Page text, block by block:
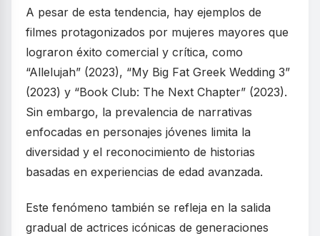
A pesar de esta tendencia, hay ejemplos de
filmes protagonizados por mujeres mayores que
lograron éxito comercial y crítica, como
“Allelujah” (2023), “My Big Fat Greek Wedding 3”
(2023) y “Book Club: The Next Chapter” (2023).
Sin embargo, la prevalencia de narrativas
enfocadas en personajes jóvenes limita la
diversidad y el reconocimiento de historias
basadas en experiencias de edad avanzada.
Este fenómeno también se refleja en la salida
gradual de actrices icónicas de generaciones